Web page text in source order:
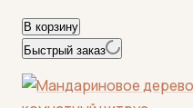
В корзину
Быстрый заказ